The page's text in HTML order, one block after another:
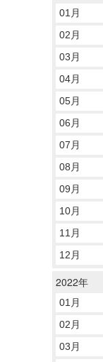
01月
02月
03月
04月
05月
06月
07月
08月
09月
10月
11月
12月
2022年
01月
02月
03月